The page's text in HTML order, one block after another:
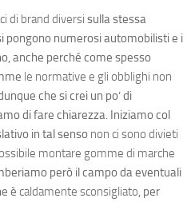
di brand diversi sulla stessa
pongono numerosi automobilisti e i
anche perché come spesso
le normative e gli obblighi non
che si crei un po’ di
di fare chiarezza. Iniziamo col
in tal senso non ci sono divieti
montare gomme di marche
però il campo da eventuali
è caldamente sconsigliato, per